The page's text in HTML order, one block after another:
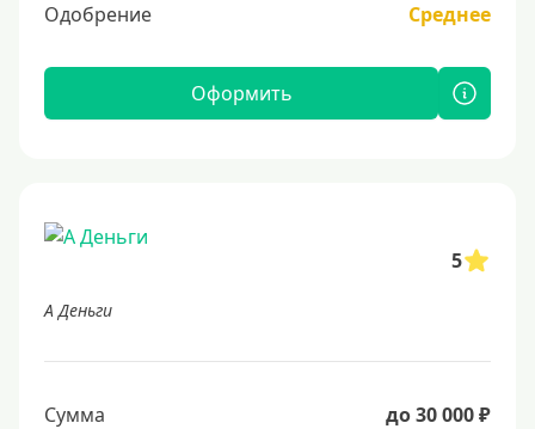
Одобрение
Среднее
Оформить
5
А Деньги
Сумма
до 30 000 ₽